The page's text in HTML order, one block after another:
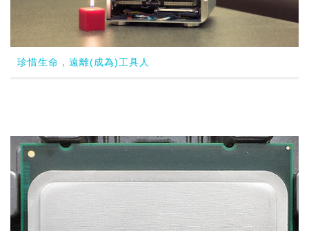
珍惜生命，遠離(成為)工具人